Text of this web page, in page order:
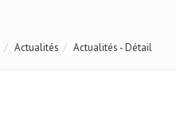
Actualités Actualités - Détail